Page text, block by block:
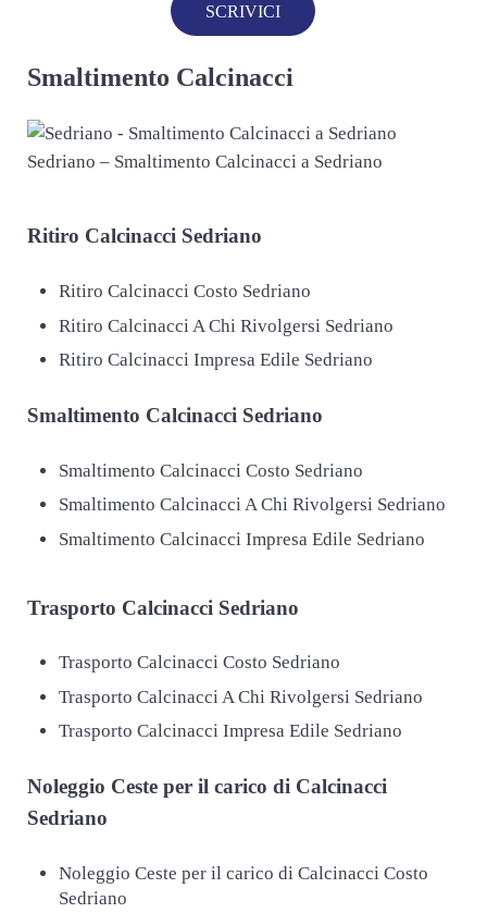
SCRIVICI
Smaltimento Calcinacci
Sedriano – Smaltimento Calcinacci a Sedriano
Ritiro Calcinacci Sedriano
Ritiro Calcinacci Costo Sedriano
Ritiro Calcinacci A Chi Rivolgersi Sedriano
Ritiro Calcinacci Impresa Edile Sedriano
Smaltimento Calcinacci Sedriano
Smaltimento Calcinacci Costo Sedriano
Smaltimento Calcinacci A Chi Rivolgersi Sedriano
Smaltimento Calcinacci Impresa Edile Sedriano
Trasporto Calcinacci Sedriano
Trasporto Calcinacci Costo Sedriano
Trasporto Calcinacci A Chi Rivolgersi Sedriano
Trasporto Calcinacci Impresa Edile Sedriano
Noleggio Ceste per il carico di Calcinacci
Sedriano
Noleggio Ceste per il carico di Calcinacci Costo
Sedriano